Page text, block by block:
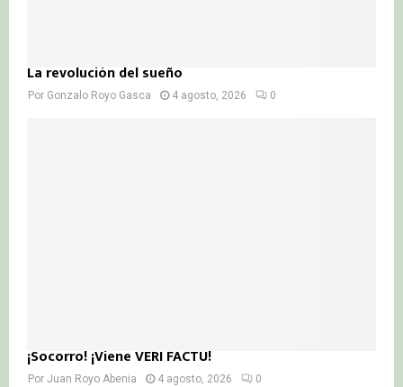
La revolución del sueño
Por Gonzalo Royo Gasca 4 agosto, 2026 0
¡Socorro! ¡Viene VERI FACTU!
Por Juan Royo Abenia 4 agosto, 2026 0